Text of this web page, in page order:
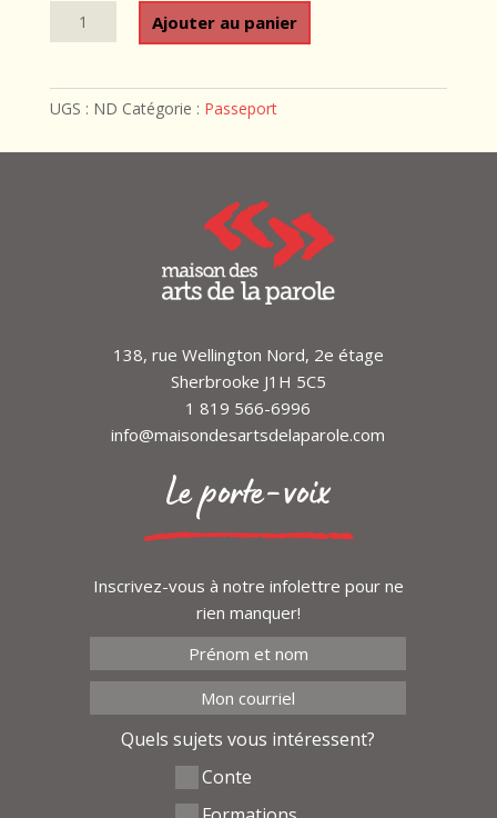
quantité
de
du
festival
Ajouter au panier
UGS : ND Catégorie : Passeport
138, rue Wellington Nord, 2e étage
Sherbrooke J1H 5C5
1 819 566-6996
info@maisondesartsdelaparole.com
Le porte-voix
Inscrivez-vous à notre infolettre pour ne
rien manquer!
Quels sujets vous intéressent?
Conte